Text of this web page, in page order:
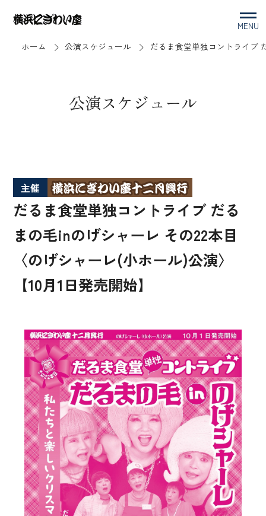
MENU
ホーム 公演スケジュール だるま食堂単独コントライブ
公演スケジュール
主催
だるま食堂単独コントライブ だる
まの毛inのげシャーレ その22本目
〈のげシャーレ(小ホール)公演〉
【10月1日発売開始】